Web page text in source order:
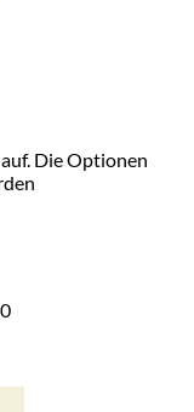
Die Optionen